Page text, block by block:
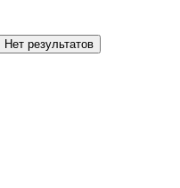
Нет результатов